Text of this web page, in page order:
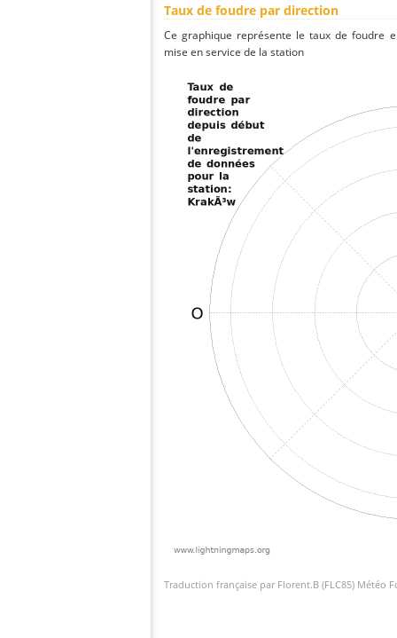
Taux de foudre par direction
Ce graphique représente le taux de foudre
mise en service de la station
Traduction française par Florent.B (FLC85) Météo